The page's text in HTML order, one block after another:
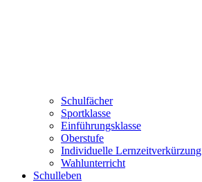
Schulfächer
Sportklasse
Einführungsklasse
Oberstufe
Individuelle Lernzeitverkürzung
Wahlunterricht
Schulleben